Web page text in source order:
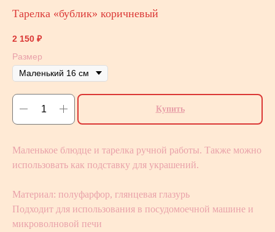
Тарелка «бублик» коричневый
2 150 ₽
Размер
Купить
Маленькое блюдце и тарелка ручной работы. Также можно
использовать как подставку для украшений.
Материал: полуфарфор, глянцевая глазурь
Подходит для использования в посудомоечной машине и
микроволновой печи